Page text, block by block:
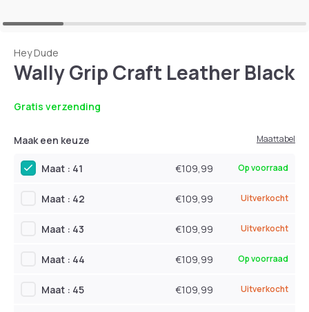
Hey Dude
Wally Grip Craft Leather Black
Gratis verzending
Maak een keuze
Maat : 41 €109,99 Op voorraad
Maat : 42 €109,99 Uitverkocht
Maat : 43 €109,99 Uitverkocht
Maat : 44 €109,99 Op voorraad
Maat : 45 €109,99 Uitverkocht
Maattabel